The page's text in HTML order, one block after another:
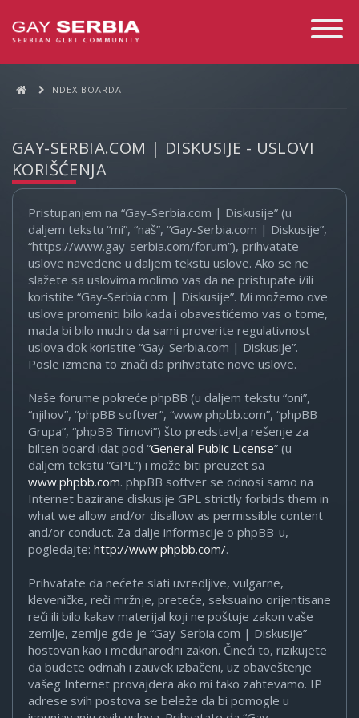
Toggle
INDEX BOARDA
GAY-SERBIA.COM | DISKUSIJE - USLOVI
KORIŠĆENJA
Pristupanjem na “Gay-Serbia.com | Diskusije” (u
daljem tekstu “mi”, “naš”, “Gay-Serbia.com | Diskusije”,
“https://www.gay-serbia.com/forum”), prihvatate
uslove navedene u daljem tekstu uslove. Ako se ne
slažete sa uslovima molimo vas da ne pristupate i/ili
koristite “Gay-Serbia.com | Diskusije”. Mi možemo ove
uslove promeniti bilo kada i obavestićemo vas o tome,
mada bi bilo mudro da sami proverite regulativnost
uslova dok koristite “Gay-Serbia.com | Diskusije”.
Posle izmena to znači da prihvatate nove uslove.
Naše forume pokreće phpBB (u daljem tekstu “oni”,
“njihov”, “phpBB softver”, “www.phpbb.com”, “phpBB
Grupa”, “phpBB Timovi”) što predstavlja rešenje za
bilten board idat pod “General Public License” (u
daljem tekstu “GPL”) i može biti preuzet sa
www.phpbb.com. phpBB softver se odnosi samo na
Internet bazirane diskusije GPL strictly forbids them in
what we allow and/or disallow as permissible content
and/or conduct. Za dalje informacije o phpBB-u,
pogledajte: http://www.phpbb.com/.
Prihvatate da nećete slati uvredljive, vulgarne,
kleveničke, reči mržnje, preteće, seksualno orijentisane
reči ili bilo kakav materijal koji ne poštuje zakon vaše
zemlje, zemlje gde je “Gay-Serbia.com | Diskusije”
hostovan kao i međunarodni zakon. Čineći to, rizikujete
da budete odmah i zauvek izbačeni, uz obaveštenje
vašeg Internet provajdera ako mi tako zahtevamo. IP
adrese svih postova se beleže da bi pomogle u